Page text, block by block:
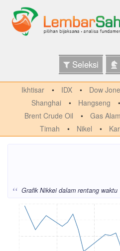
Seleksi
Ikhtisar IDX Dow
Shanghai Hangseng
Brent Crude Oil
Gas Alam
Timah
Nikel
Grafik Nikkei dalam rentang waktu